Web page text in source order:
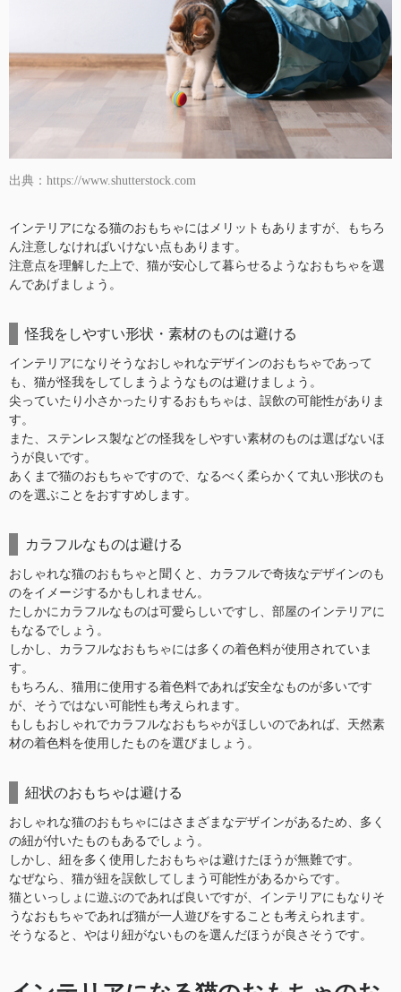
出典：https://www.shutterstock.com
インテリアになる猫のおもちゃにはメリットもありますが、もちろ
ん注意しなければいけない点もあります。
注意点を理解した上で、猫が安心して暮らせるようなおもちゃを選
んであげましょう。
怪我をしやすい形状・素材のものは避ける
インテリアになりそうなおしゃれなデザインのおもちゃであって
も、猫が怪我をしてしまうようなものは避けましょう。
尖っていたり小さかったりするおもちゃは、誤飲の可能性がありま
す。
また、ステンレス製などの怪我をしやすい素材のものは選ばないほ
うが良いです。
あくまで猫のおもちゃですので、なるべく柔らかくて丸い形状のも
のを選ぶことをおすすめします。
カラフルなものは避ける
おしゃれな猫のおもちゃと聞くと、カラフルで奇抜なデザインのも
のをイメージするかもしれません。
たしかにカラフルなものは可愛らしいですし、部屋のインテリアに
もなるでしょう。
しかし、カラフルなおもちゃには多くの着色料が使用されていま
す。
もちろん、猫用に使用する着色料であれば安全なものが多いです
が、そうではない可能性も考えられます。
もしもおしゃれでカラフルなおもちゃがほしいのであれば、天然素
材の着色料を使用したものを選びましょう。
紐状のおもちゃは避ける
おしゃれな猫のおもちゃにはさまざまなデザインがあるため、多く
の紐が付いたものもあるでしょう。
しかし、紐を多く使用したおもちゃは避けたほうが無難です。
なぜなら、猫が紐を誤飲してしまう可能性があるからです。
猫といっしょに遊ぶのであれば良いですが、インテリアにもなりそ
うなおもちゃであれば猫が一人遊びをすることも考えられます。
そうなると、やはり紐がないものを選んだほうが良さそうです。